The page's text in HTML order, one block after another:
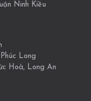
Ninh Kiều
Long
Hoà, Long An